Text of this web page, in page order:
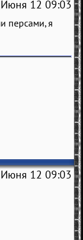
12 09:03
персами, я
Июня 12 09:03